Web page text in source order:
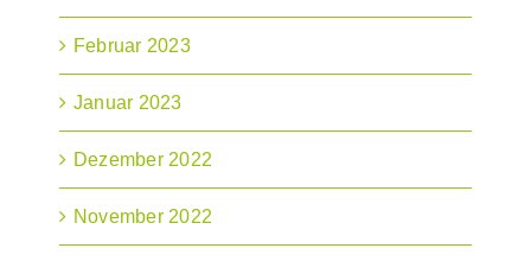
Februar 2023
Januar 2023
Dezember 2022
November 2022